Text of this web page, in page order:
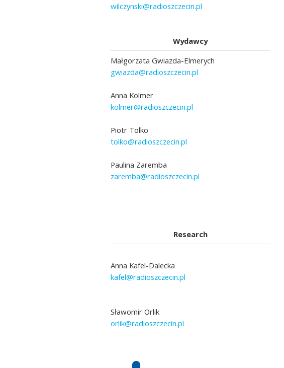
wilczynski@radioszczecin.pl
Wydawcy
Małgorzata Gwiazda-Elmerych
gwiazda@radioszczecin.pl
Anna Kolmer
kolmer@radioszczecin.pl
Piotr Tolko
tolko@radioszczecin.pl
Paulina Zaremba
zaremba@radioszczecin.pl
Research
Anna Kafel-Dalecka
kafel@radioszczecin.pl
Sławomir Orlik
orlik@radioszczecin.pl